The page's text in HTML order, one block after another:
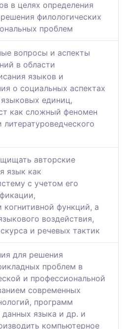
в целях определения
филологических
проблем
вопросы и аспекты
в области
языков и
о социальных аспектах
единиц,
как сложный феномен
литературоведческого
авторские
язык как
с учетом его
функций, а
воздействия,
и речевых тактик
для решения
проблем в
и профессиональной
современных
программ
языка и др. и
компьютерное